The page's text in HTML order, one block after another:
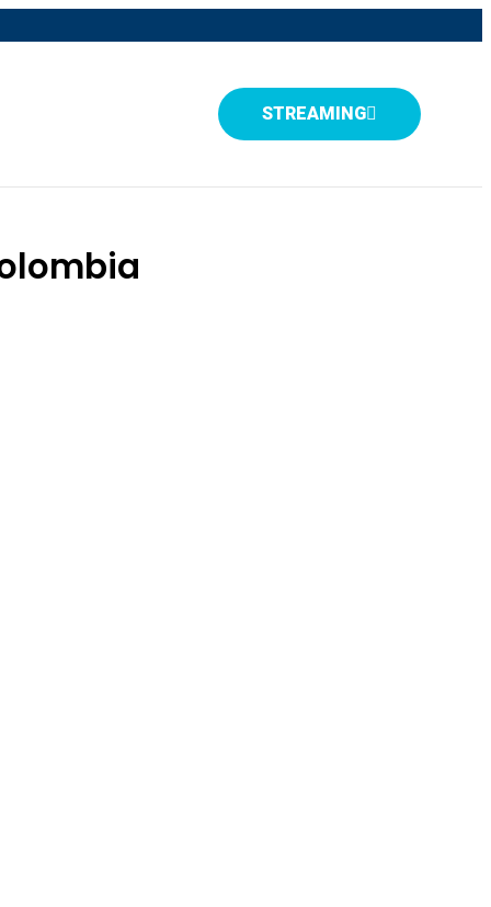
STREAMING